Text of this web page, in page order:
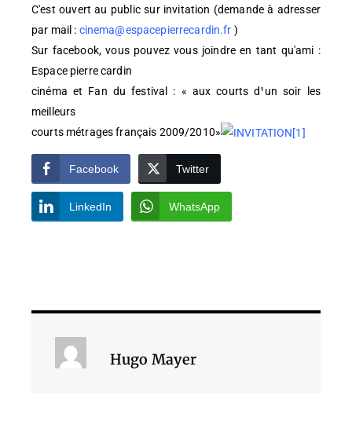
C'est ouvert au public sur invitation (demande à adresser
par mail : cinema@espacepierrecardin.fr )
Sur facebook, vous pouvez vous joindre en tant qu'ami :
Espace pierre cardin
cinéma et Fan du festival : « aux courts d¹un soir les
meilleurs
courts métrages français 2009/2010»
Facebook Twitter
LinkedIn WhatsApp
Hugo Mayer